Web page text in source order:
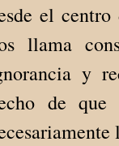
el
llama
y
de